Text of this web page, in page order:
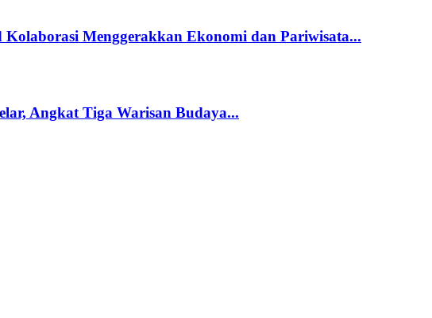
Menggerakkan Ekonomi dan Pariwisata...
Angkat Tiga Warisan Budaya...